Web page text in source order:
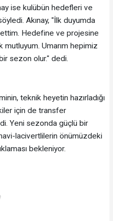
ise kulübün hedefleri ve
Akınay, "İlk duyumda
Hedefine ve projesine
mutluyum. Umarım hepimiz
sezon olur." dedi.
teknik heyetin hazırladığı
için de transfer
Yeni sezonda güçlü bir
lacivertlilerin önümüzdeki
bekleniyor.